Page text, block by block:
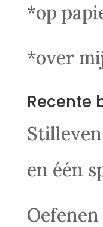
*op
*over
Recente
en één